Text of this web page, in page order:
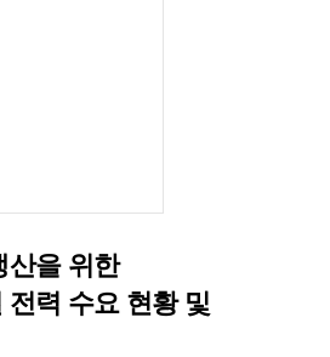
산을 위한
전력 수요 현황 및